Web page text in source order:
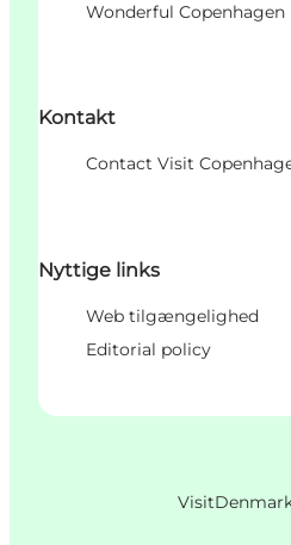
Wonderful Copenhagen
Kontakt
Contact Visit
Nyttige links
Web tilgængelighed
Editorial policy